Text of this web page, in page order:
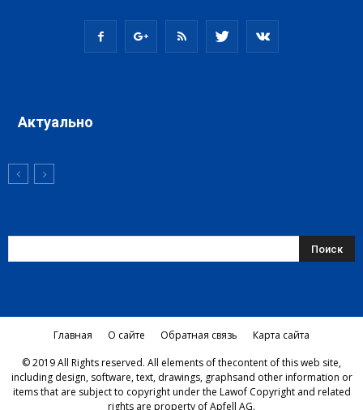
Актуально
Главная О сайте Обратная связь
Карта сайта
© 2019 All Rights reserved. All elements of thecontent of this web site,
including design, software, text, drawings, graphsand other information or
items that are subject to copyright under the Lawof Copyright and related
rights are property of Apfell AG.